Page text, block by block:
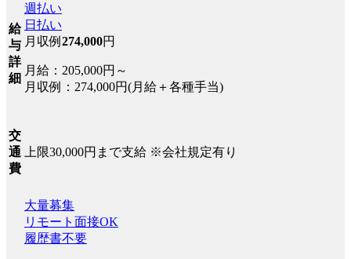
給
与
詳
細
週払い
日払い
月収例 274,000円
月給：205,000円～
月収例：274,000円(月給＋各種手当)
交
通
費
上限30,000円まで支給 ※会社規定有り
大量募集
リモート面接OK
履歴書不要